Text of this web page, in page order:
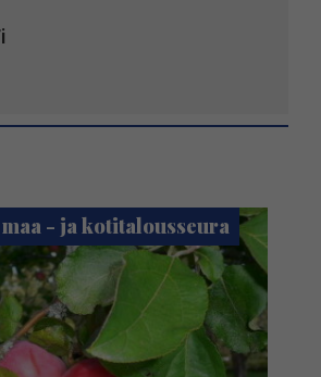
- ja kotitalousseura